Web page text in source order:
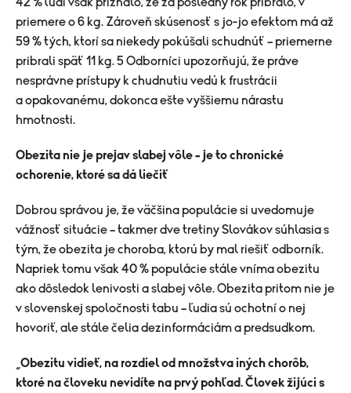
42 % ľudí však priznalo, že za posledný rok pribralo, v
priemere o 6 kg. Zároveň skúsenosť s jo-jo efektom má až
59 % tých, ktorí sa niekedy pokúšali schudnúť – priemerne
pribrali späť 11 kg. 5 Odborníci upozorňujú, že práve
nesprávne prístupy k chudnutiu vedú k frustrácii
a opakovanému, dokonca ešte vyššiemu nárastu
hmotnosti.
Obezita nie je prejav slabej vôle – je to chronické
ochorenie, ktoré sa dá liečiť
Dobrou správou je, že väčšina populácie si uvedomuje
vážnosť situácie – takmer dve tretiny Slovákov súhlasia s
tým, že obezita je choroba, ktorú by mal riešiť odborník.
Napriek tomu však 40 % populácie stále vníma obezitu
ako dôsledok lenivosti a slabej vôle. Obezita pritom nie je
v slovenskej spoločnosti tabu – ľudia sú ochotní o nej
hovoriť, ale stále čelia dezinformáciám a predsudkom.
Obezitu vidieť, na rozdiel od množstva iných chorôb,
ktoré na človeku nevidíte na prvý pohľad. Človek žijúci s